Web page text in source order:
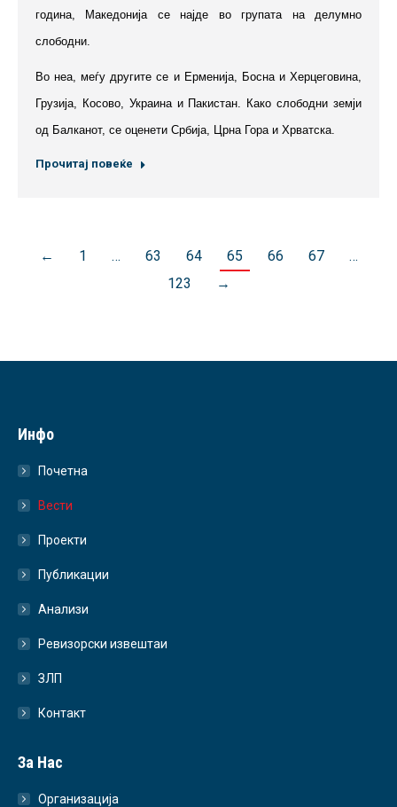
година, Македонија се најде во групата на делумно
слободни.
​​Во неа, меѓу другите се и Ерменија, Босна и Херцеговина,
Грузија, Косово, Украина и Пакистан. Како слободни земји
од Балканот, се оценети Србија, Црна Гора и Хрватска.
Прочитај повеќе
← 1 … 63 64 65 66 67
…
123
→
Инфо
Почетна
Вести
Проекти
Публикации
Анализи
Ревизорски извештаи
ЗЛП
Контакт
За Нас
Организација